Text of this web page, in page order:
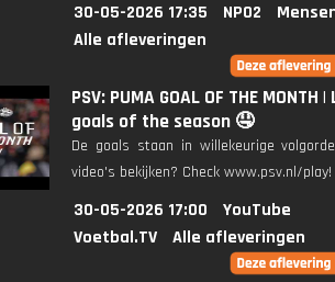
30-05-2026 17:35 NPO2
Alle afleveringen
PSV: PUMA GOAL OF THE MONTH
goals of the season 🤤
De goals staan in willekeurige
video's bekijken? Check www.psv.nl/
30-05-2026 17:00
YouTube
Voetbal.TV
Alle afleveringen